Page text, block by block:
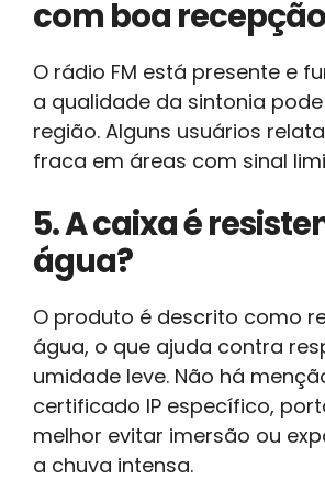
com boa
O rádio FM está presente e
a qualidade da sintonia
região. Alguns usuários
fraca em áreas com sinal
5. A caixa é
água?
O produto é descrito como
água, o que ajuda contra
umidade leve. Não há
certificado IP específico,
melhor evitar imersão ou
a chuva intensa.